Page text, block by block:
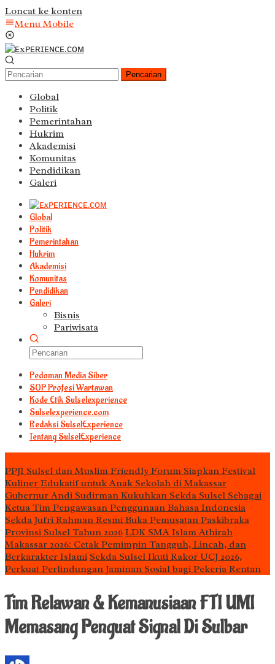
Loncat ke konten
Menu Mobile
Pencarian
Global
Politik
Pemerintahan
Hukrim
Akademisi
Komunitas
Pendidikan
Galeri
Global
Politik
Pemerintahan
Hukrim
Akademisi
Komunitas
Pendidikan
Galeri
Bisnis
Pariwisata
Pedoman Media Siber
S0P Profesi Wartawan
Kode Etik Sulselexperience
Sulselexperience.com
Redaksi SulselExperience
Tentang SulselExperience
PPJI Sulsel dan Muslim Friendly Forum Siapkan Festival
Kuliner Edukatif untuk Anak Sekolah di Makassar
Gubernur Andi Sudirman Kukuhkan Sekda Sulsel Sebagai
Ketua Tim Pengawasan Penggunaan Bahasa Indonesia
Sekda Jufri Rahman Resmi Buka Pemusatan Paskibraka
Provinsi Sulsel Tahun 2026 LDK SMA Islam Athirah
Makassar 2026: Cetak Pemimpin Tangguh, Lincah, dan
Berkarakter Islami Sekda Sulsel Ikuti Rakor UCJ 2026,
Perkuat Perlindungan Jaminan Sosial bagi Pekerja Rentan
Tim Relawan & Kemanusiaan FTI UMI
Memasang Penguat Signal Di Sulbar